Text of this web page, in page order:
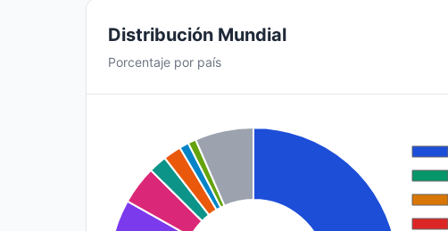
Distribución Mundial
Porcentaje por país